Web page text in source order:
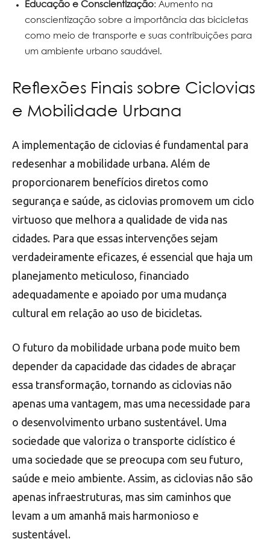
Educação e Conscientização: Aumento na
conscientização sobre a importância das bicicletas
como meio de transporte e suas contribuições para
um ambiente urbano saudável.
Reflexões Finais sobre Ciclovias
e Mobilidade Urbana
A implementação de ciclovias é fundamental para
redesenhar a mobilidade urbana. Além de
proporcionarem benefícios diretos como
segurança e saúde, as ciclovias promovem um ciclo
virtuoso que melhora a qualidade de vida nas
cidades. Para que essas intervenções sejam
verdadeiramente eficazes, é essencial que haja um
planejamento meticuloso, financiado
adequadamente e apoiado por uma mudança
cultural em relação ao uso de bicicletas.
O futuro da mobilidade urbana pode muito bem
depender da capacidade das cidades de abraçar
essa transformação, tornando as ciclovias não
apenas uma vantagem, mas uma necessidade para
o desenvolvimento urbano sustentável. Uma
sociedade que valoriza o transporte ciclístico é
uma sociedade que se preocupa com seu futuro,
saúde e meio ambiente. Assim, as ciclovias não são
apenas infraestruturas, mas sim caminhos que
levam a um amanhã mais harmonioso e
sustentável.